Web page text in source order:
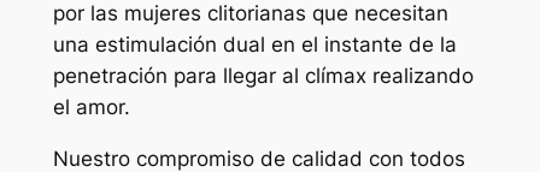
por las mujeres clitorianas que necesitan
una estimulación dual en el instante de la
penetración para llegar al clímax realizando
el amor.
Nuestro compromiso de calidad con todos